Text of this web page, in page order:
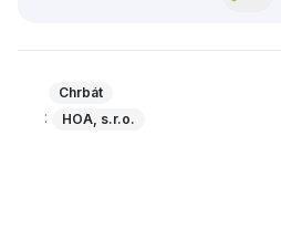
Chrbát
: HOA, s.r.o.